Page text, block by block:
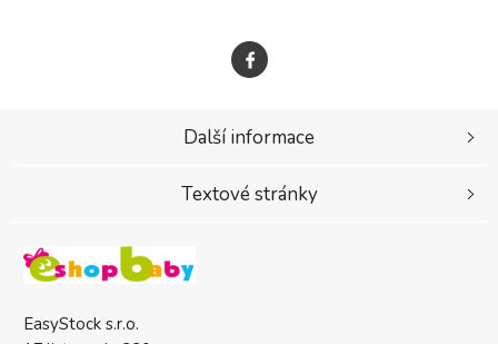
EasyStock s.r.o.
Další informace
Textové stránky